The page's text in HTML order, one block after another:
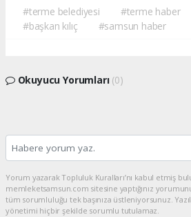
#terme belediyesi #terme haber
#başkan kılıç
#samsun haber
Okuyucu Yorumları (0)
Yorum yazarak Topluluk Kuralları’nı kabul etmiş
memleketsamsun.com sitesine yaptığınız
tüm sorumluluğu tek başınıza üstleniyorsunuz.
yönetimi hiçbir şekilde sorumlu tutulamaz.